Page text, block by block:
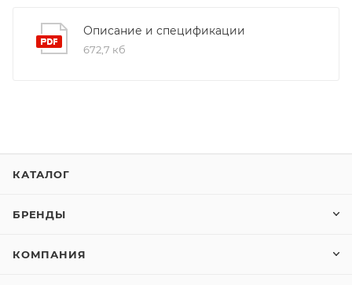
Описание и спецификации
672,7 кб
КАТАЛОГ
БРЕНДЫ
КОМПАНИЯ